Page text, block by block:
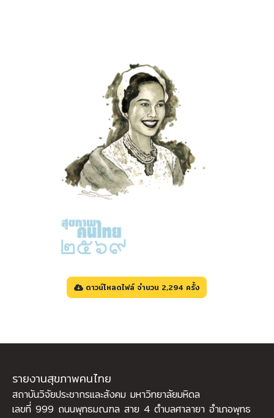
ดาวน์โหลดไฟล์ จำนวน 2,294 ครั้ง
รายงานสุขภาพคนไทย
สถาบันวิจัยประชากรและสังคม มหาวิทยาลัยมหิดล
เลขที่ 999 ถนนพุทธมณฑล สาย 4 ตำบลศาลายา อำเภอพุทธ